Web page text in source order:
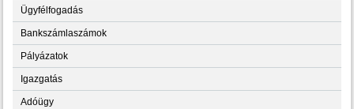
Ügyfélfogadás
Bankszámlaszámok
Pályázatok
Igazgatás
Adóügy